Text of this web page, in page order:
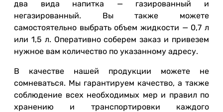
два вида напитка — газированный и
негазированный. Вы также можете
самостоятельно выбрать объем жидкости — 0,7 л
или 1,5 л. Оперативно соберем заказ и привезем
нужное вам количество по указанному адресу.
В качестве нашей продукции можете не
сомневаться. Мы гарантируем качество, а также
соблюдение всех необходимых мер и правил по
хранению и транспортировки каждого